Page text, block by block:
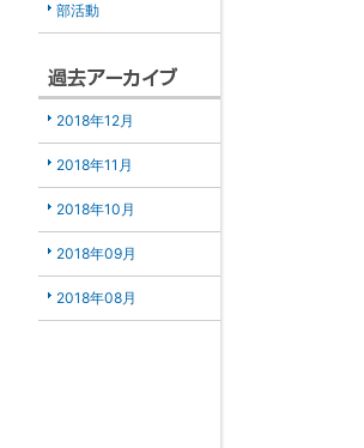
部活動
2018年12月
2018年11月
2018年10月
2018年09月
2018年08月